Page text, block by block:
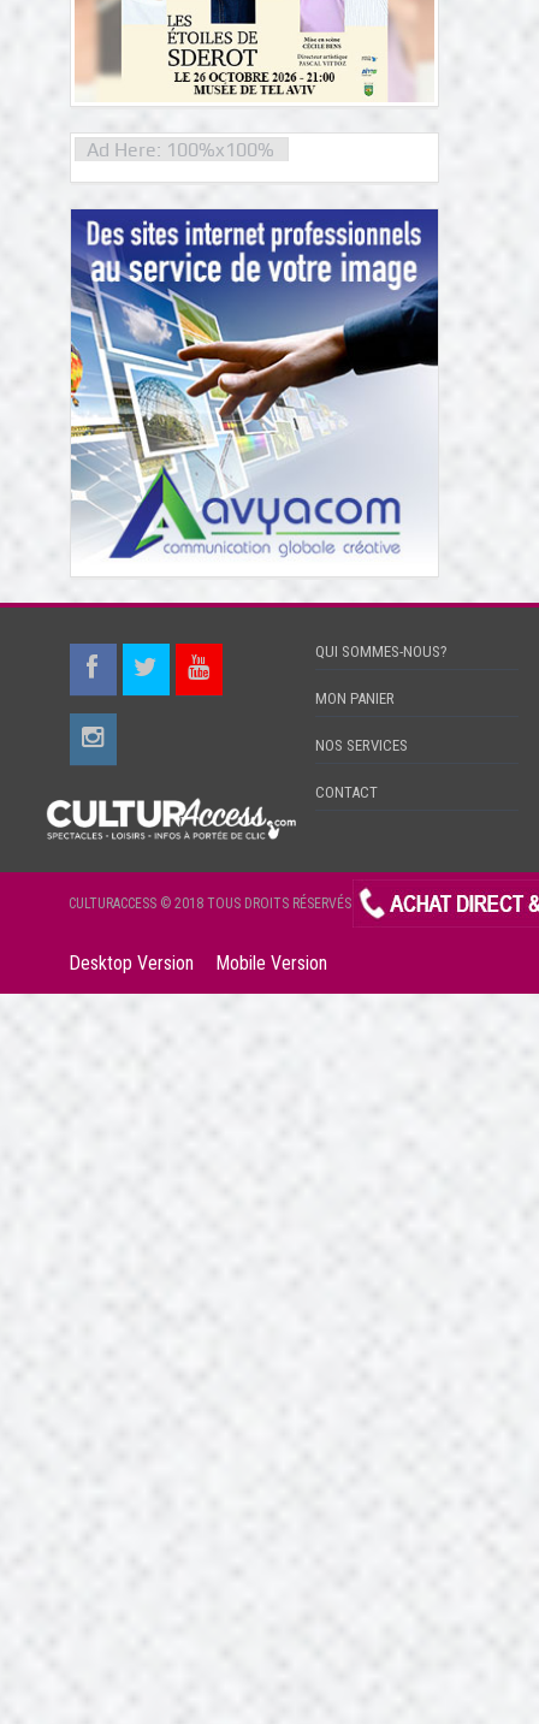
Ad Here: 100%x100%
QUI SOMMES-NOUS?
MON PANIER
NOS SERVICES
CONTACT
CULTURACCESS © 2018 TOUS DROITS RÉSERVÉS
Desktop Version Mobile Version